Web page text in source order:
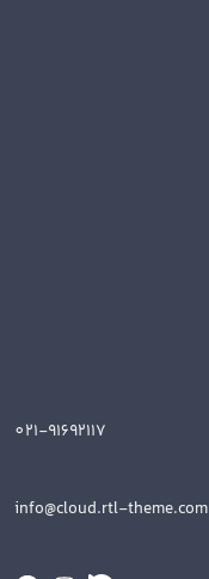
021-91692117
info@cloud.rtl-theme.com